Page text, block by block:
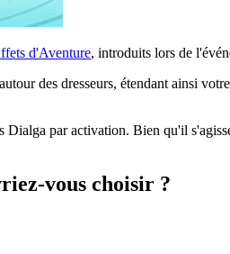
d'Aventure, introduits lors de
des dresseurs, étendant ainsi
Dialga par activation. Bien qu'il
vous choisir ?